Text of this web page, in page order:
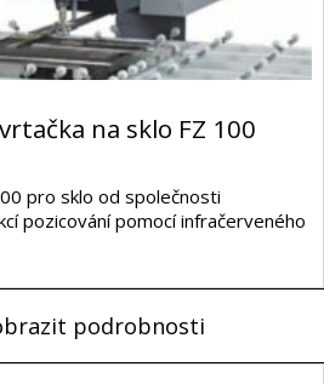
na sklo FZ 100
pro sklo od společnosti
pozicování pomocí infračerveného
podrobnosti